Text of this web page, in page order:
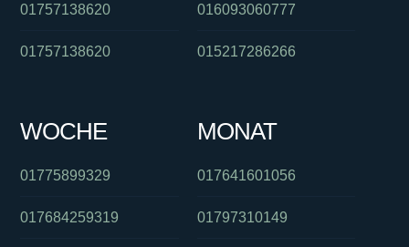
01757138620
01757138620
016093060777
015217286266
WOCHE
01775899329
017684259319
MONAT
017641601056
01797310149